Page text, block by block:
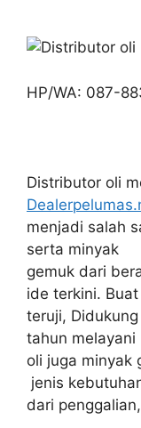
HP/WA: 087-
Distributor oli
menjadi salah
serta minyak
gemuk dari
ide terkini.
teruji,
tahun melayani
oli juga minyak
jenis
dari